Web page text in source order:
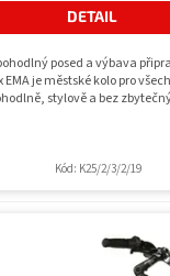
DETAIL
posed a výbava
EMA je městské kolo pro
stylově a bez
Kód: K25/2/3/2/19